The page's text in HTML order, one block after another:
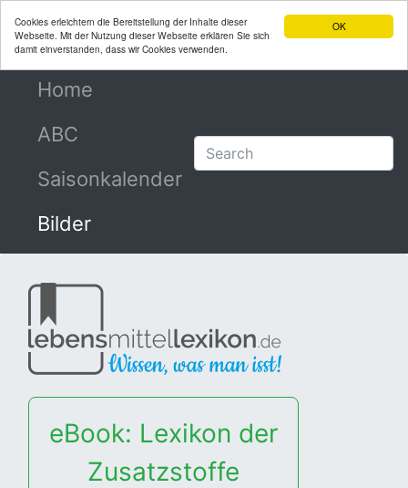
OK
Cookies erleichtern die Bereitstellung der Inhalte dieser
Webseite. Mit der Nutzung dieser Webseite erklären Sie sich
damit einverstanden, dass wir Cookies verwenden.
Home
ABC
Saisonkalender
Bilder
eBook: Lexikon der
Zusatzstoffe